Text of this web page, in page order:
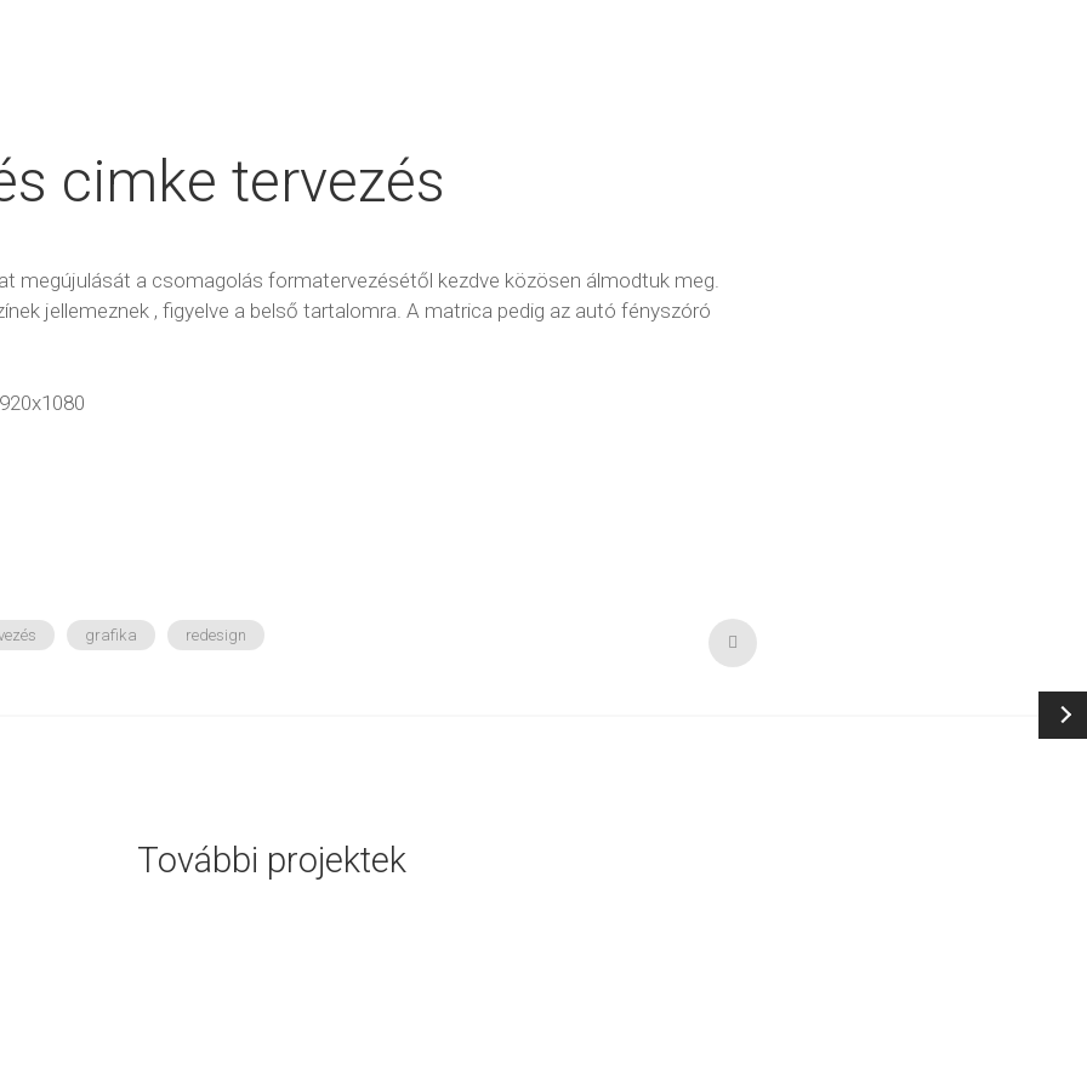
cimke tervezés
megújulását a csomagolás formatervezésétől kezdve közösen álmodtuk meg.
jellemeznek , figyelve a belső tartalomra. A matrica pedig az autó fényszóró
grafika redesign
További projektek